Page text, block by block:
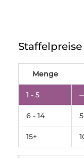
Staffelpreise
Menge
1 - 5
6 - 14
15+
MAP,
ohne
Saugeinlage
Menge